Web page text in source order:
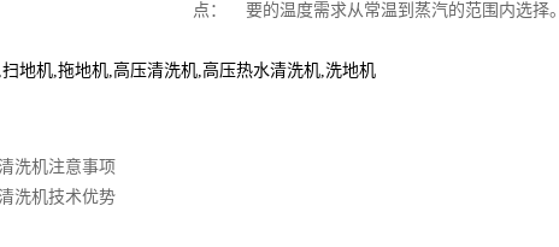
点：
要的温度需求从常温到蒸汽的范围内选择。
,扫地机,拖地机,高压清洗机,高压热水清洗机,洗地机
洗机注意事项
洗机技术优势